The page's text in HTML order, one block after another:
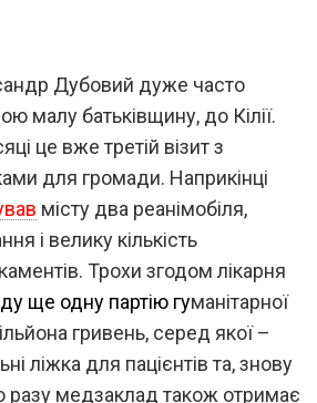
Дубовий дуже часто
малу батьківщину, до Кілії.
це вже третій візит з
для громади. Наприкінці
місту два реанімобіля,
і велику кількість
Трохи згодом лікарня
ще одну партію гуманітарної
гривень, серед якої –
ліжка для пацієнтів та, знову
разу медзаклад також отримає